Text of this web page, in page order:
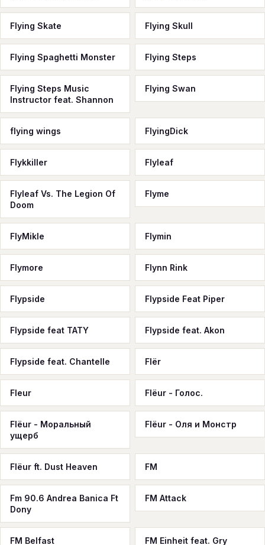
Flying Skate Flying Skull
Flying Spaghetti Monster Flying Steps
Flying Steps Music
Instructor feat. Shannon
Flying Swan
flying wings FlyingDick
Flykkiller Flyleaf
Flyleaf Vs. The Legion Of
Doom
Flyme
FlyMikle Flymin
Flymore Flynn Rink
Flypside Flypside Feat Piper
Flypside feat TATY Flypside feat. Akon
Flypside feat. Chantelle Flёr
Flеur Flёur - Голос.
Flёur - Моральный
ущерб
Flёur - Оля и Монстр
Flёur ft. Dust Heaven FM
Fm 90.6 Andrea Banica Ft
Dony
FM Attack
FM Belfast FM Einheit feat. Gry